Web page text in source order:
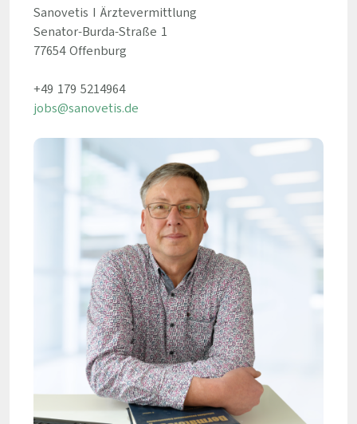
Sanovetis I Ärztevermittlung
Senator-Burda-Straße 1
77654 Offenburg
+49 179 5214964
jobs@sanovetis.de